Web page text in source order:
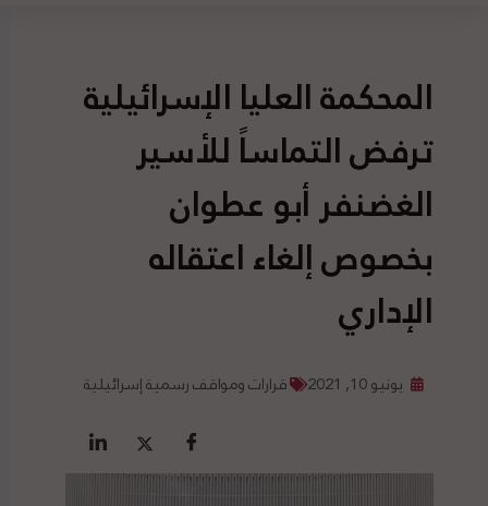
المحكمة العليا الإسرائيلية
ترفض التماساً للأسير
الغضنفر أبو عطوان
بخصوص إلغاء اعتقاله
الإداري
يونيو 10, 2021 قرارات ومواقف رسمية إسرائيلية